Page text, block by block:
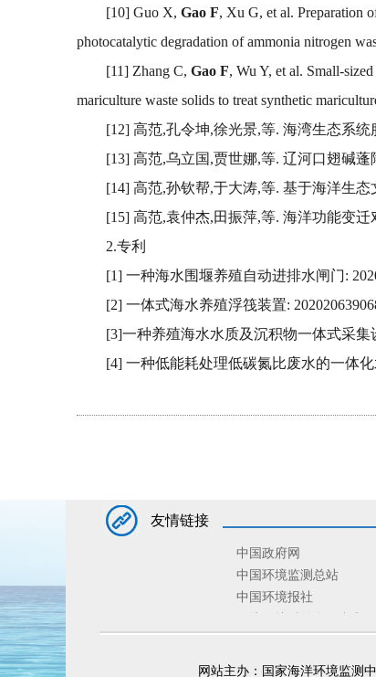
[10] Guo X, Gao F, Xu G, et al. Preparation
photocatalytic degradation of ammonia nitrogen
[11] Zhang C, Gao F, Wu Y, et al. Small-
mariculture waste solids to treat synthetic
[12] 高范,孔令坤,徐光景,等. 海湾生态系统
[13] 高范,乌立国,贾世娜,等. 辽河口翅碱蓬
[14] 高范,孙钦帮,于大涛,等. 基于海洋生
[15] 高范,袁仲杰,田振萍,等. 海洋功能变
2.专利
[1] 一种海水围堰养殖自动进排水闸门:
[2] 一体式海水养殖浮筏装置:
[3]一种养殖海水水质及沉积物一体式采集
[4] 一种低能耗处理低碳氮比废水的一体化
友情链接
中国政府网
中国环境监测总站
中国环境报社
固体废物与化学品管理技
网站主办：国家海洋环境监测